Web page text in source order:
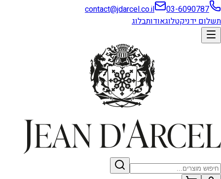
03-6090787
contact@jdarcel.co.il
תשלום ידניקטלוגאודותבלוג